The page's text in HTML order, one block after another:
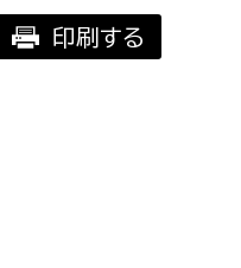
印刷する